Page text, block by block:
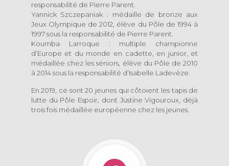
responsabilité de Pierre Parent.
Yannick Szczepaniak : médaille de bronze aux
Jeux Olympique de 2012, élève du Pôle de 1994 à
1997 sous la responsabilité de Pierre Parent.
Koumba Larroque : multiple championne
d’Europe et du monde en cadette, en junior, et
médaillée chez les séniors, élève du Pôle de 2010
à 2014 sous la responsabilité d’Isabelle Ladevèze.
En 2019, ce sont 20 jeunes qui côtoient les tapis de
lutte du Pôle Espoir, dont Justine Vigouroux, déjà
trois fois médaillée européenne chez les jeunes.